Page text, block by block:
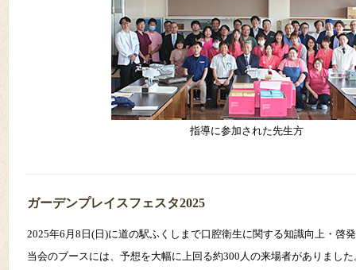
指導に参加された先生方
ガーデンプレイスフェスタ2025
2025年6月8日(日)に道の駅ふくしまで口腔衛生に関する知識向上・啓
当会のブースには、予想を大幅に上回る約300人の来場者がありました